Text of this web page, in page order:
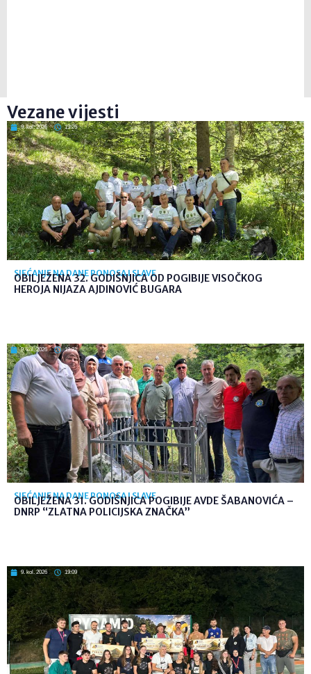
Vezane vijesti
9. kol. 2026 19:26
SJEĆANJE NA DANE PONOSA I SLAVE
OBILJEŽENA 32. GODIŠNJICA OD POGIBIJE VISOČKOG
HEROJA NIJAZA AJDINOVIĆ BUGARA
9. kol. 2026 19:21
SJEĆANJE NA DANE PONOSA I SLAVE
OBILJEŽENA 31. GODIŠNJICA POGIBIJE AVDE ŠABANOVIĆA –
DNRP “ZLATNA POLICIJSKA ZNAČKA”
9. kol. 2026 19:09